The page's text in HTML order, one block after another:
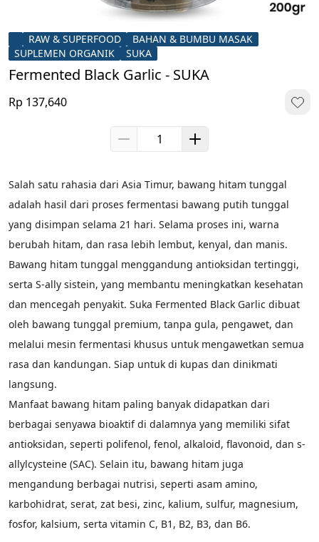
RAW & SUPERFOOD
BAHAN & BUMBU MASAK
SUPLEMEN ORGANIK
SUKA
Fermented Black Garlic - SUKA
Rp 137,640
Salah satu rahasia dari Asia Timur, bawang hitam tunggal
adalah hasil dari proses fermentasi bawang putih tunggal
yang disimpan selama 21 hari. Selama proses ini, warna
berubah hitam, dan rasa lebih lembut, kenyal, dan manis.
Bawang hitam tunggal menggandung antioksidan tertinggi,
serta S-ally sistein, yang membantu meningkatkan kesehatan
dan mencegah penyakit. Suka Fermented Black Garlic dibuat
oleh bawang tunggal premium, tanpa gula, pengawet, dan
melalui mesin fermentasi khusus untuk mengawetkan semua
rasa dan kandungan. Siap untuk di kupas dan dinikmati
langsung.
Manfaat bawang hitam paling banyak didapatkan dari
berbagai senyawa bioaktif di dalamnya yang memiliki sifat
antioksidan, seperti polifenol, fenol, alkaloid, flavonoid, dan s-
allylcysteine (SAC). Selain itu, bawang hitam juga
mengandung berbagai nutrisi, seperti asam amino,
karbohidrat, serat, zat besi, zinc, kalium, sulfur, magnesium,
fosfor, kalsium, serta vitamin C, B1, B2, B3, dan B6.